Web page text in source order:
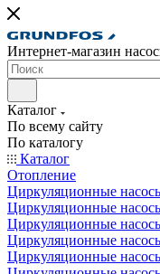
Интернет-магазин
Каталог
По всему сайту
По каталогу
Каталог
Отопление
Циркуляционные
Циркуляционные
Циркуляционные
Циркуляционные
Циркуляционные